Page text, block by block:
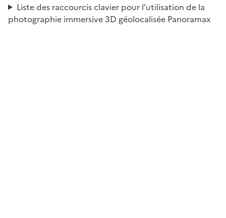
Liste des raccourcis clavier pour l'utilisation de la
photographie immersive 3D géolocalisée Panoramax